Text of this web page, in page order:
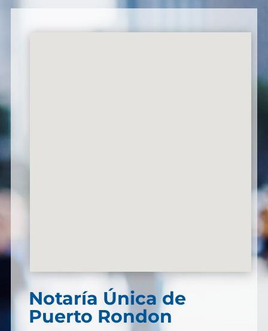
Notaría Única de
Puerto Rondon